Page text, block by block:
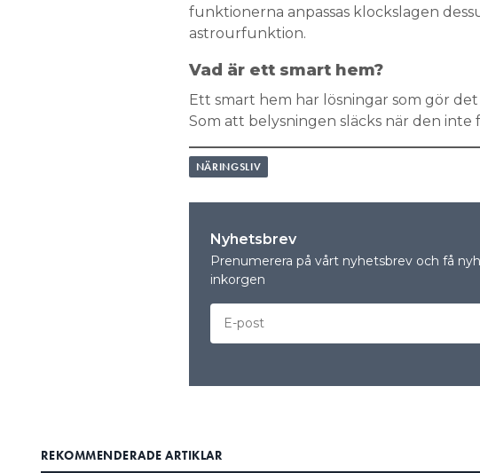
funktionerna anpassas klockslagen
astrourfunktion.
Vad är ett smart hem?
Ett smart hem har lösningar som gör
Som att belysningen släcks när den
NÄRINGSLIV
Nyhetsbrev
Prenumerera på vårt nyhetsbrev och få
inkorgen
REKOMMENDERADE ARTIKLAR